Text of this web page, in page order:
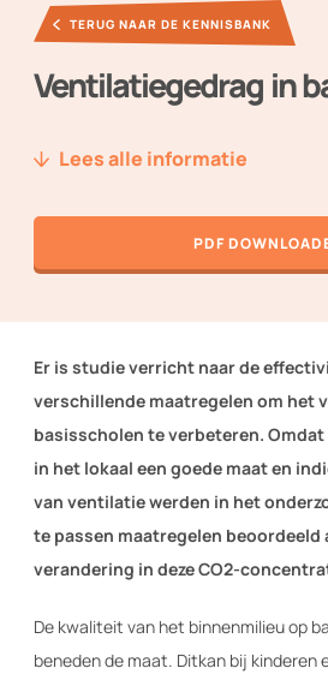
YOUNG TVVL
Magazine
Nieuws
Techniek2Day
Contact
Inloggen
TERUG NAAR DE KENNISBANK
Ventilatiegedrag in
Lees alle informatie
PDF
Er is studie verricht naar de
verschillende maatregelen om het
basisscholen te verbeteren.
in het lokaal een goede maat en
van ventilatie werden in het
te passen maatregelen beoordeeld
verandering in deze CO2-
De kwaliteit van het binnenmilieu op
beneden de maat. Ditkan bij kinderen